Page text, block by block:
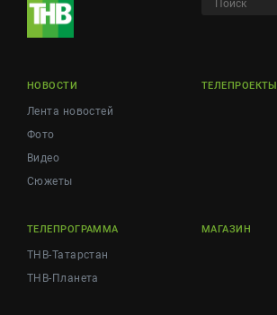
НОВОСТИ
Лента новостей
Фото
Видео
Сюжеты
ТЕЛЕПРОЕКТЫ
ТЕЛЕПРОГРАММА
ТНВ-Татарстан
ТНВ-Планета
МАГАЗИН